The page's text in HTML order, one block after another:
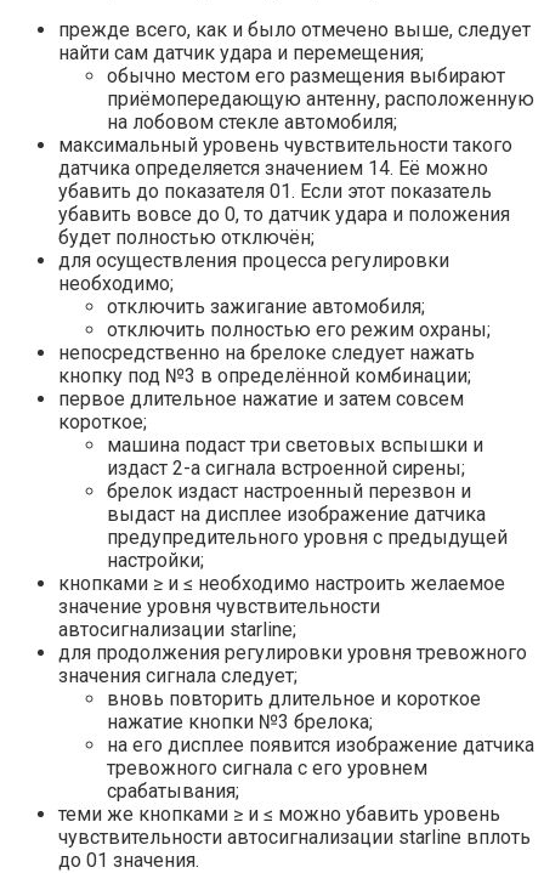
прежде всего, как и было отмечено выше, следует
найти сам датчик удара и перемещения;
обычно местом его размещения выбирают
приёмопередающую антенну, расположенную
на лобовом стекле автомобиля;
максимальный уровень чувствительности такого
датчика определяется значением 14. Её можно
убавить до показателя 01. Если этот показатель
убавить вовсе до 0, то датчик удара и положения
будет полностью отключён;
для осуществления процесса регулировки
необходимо;
отключить зажигание автомобиля;
отключить полностью его режим охраны;
непосредственно на брелоке следует нажать
кнопку под №3 в определённой комбинации;
первое длительное нажатие и затем совсем
короткое;
машина подаст три световых вспышки и
издаст 2-а сигнала встроенной сирены;
брелок издаст настроенный перезвон и
выдаст на дисплее изображение датчика
предупредительного уровня с предыдущей
настройки;
кнопками ≥ и ≤ необходимо настроить желаемое
значение уровня чувствительности
автосигнализации starline;
для продолжения регулировки уровня тревожного
значения сигнала следует;
вновь повторить длительное и короткое
нажатие кнопки №3 брелока;
на его дисплее появится изображение датчика
тревожного сигнала с его уровнем
срабатывания;
теми же кнопками ≥ и ≤ можно убавить уровень
чувствительности автосигнализации starline вплоть
до 01 значения.